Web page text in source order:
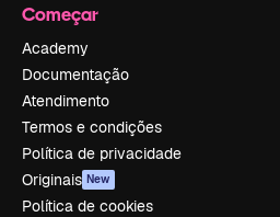
Começar
Academy
Documentação
Atendimento
Termos e condições
Política de privacidade
Originais New
Política de cookies